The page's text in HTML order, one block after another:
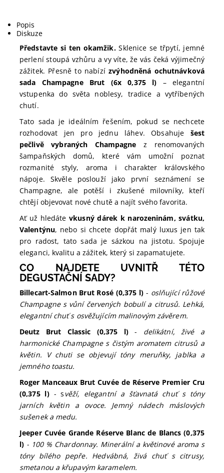
Popis
Diskuze
Představte si ten okamžik.Sklenice se třpytí, jemné
perlení stoupá vzhůru a vy víte, že vás čeká výjimečný
zážitek. Přesně to nabízízvýhodněná ochutnávková
sada Champagne Brut (6x 0,375 l) – elegantní
vstupenka do světa noblesy, tradice a vytříbených
chutí.
Tato sada je ideálním řešením, pokud se nechcete
rozhodovat jen pro jednu láhev. Obsahuje šest
pečlivě vybraných Champagne z renomovaných
šampaňských domů, které vám umožní poznat
rozmanité styly, aroma i charakter královského
nápoje. Skvěle poslouží jako první seznámení se
Champagne, ale potěší i zkušené milovníky, kteří
chtějí objevovat nové chutě a najít svého favorita.
Ať už hledátevkusný dárek k narozeninám, svátku,
Valentýnu, nebo si chcete dopřát malý luxus jen tak
pro radost, tato sada je sázkou na jistotu. Spojuje
eleganci, kvalitu a zážitek, který si zapamatujete.
CO NAJDETE UVNITŘ TÉTO
DEGUSTAČNÍ SADY?
Billecart-Salmon Brut Rosé (0,375 l) - oslňující růžové
Champagne s vůní červených bobulí a citrusů. Lehká,
elegantní chuť s osvěžujícím malinovým závěrem.
Deutz Brut Classic (0,375 l)- delikátní, živé a
harmonické Champagne s čistým aromatem citrusů a
květin. V chuti se objevují tóny meruňky, jablka a
jemného toastu.
Roger Manceaux Brut Cuvée de Réserve Premier Cru
(0,375 l) - s věží, elegantní a šťavnatá chuť s tóny
jarních květin a ovoce. Jemný nádech máslových
sušenek a medu.
Jeeper Cuvée Grande Réserve Blanc de Blancs (0,375
l) - 100 % Chardonnay. Minerální a květinové aroma s
tóny bílého pepře. Hedvábná, živá chuť s citrusy,
smetanou a křupavým karamelem.